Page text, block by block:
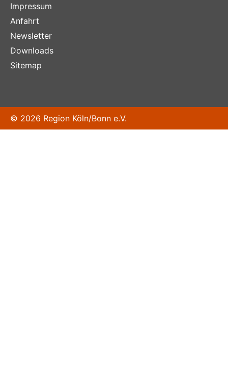
Impressum
Anfahrt
Newsletter
Downloads
Sitemap
© 2026 Region Köln/Bonn e.V.